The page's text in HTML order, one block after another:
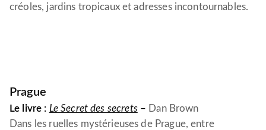
créoles, jardins tropicaux et adresses incontournables.
Prague
Le livre : Le Secret des secrets– Dan Brown
Dans les ruelles mystérieuses de Prague, entre